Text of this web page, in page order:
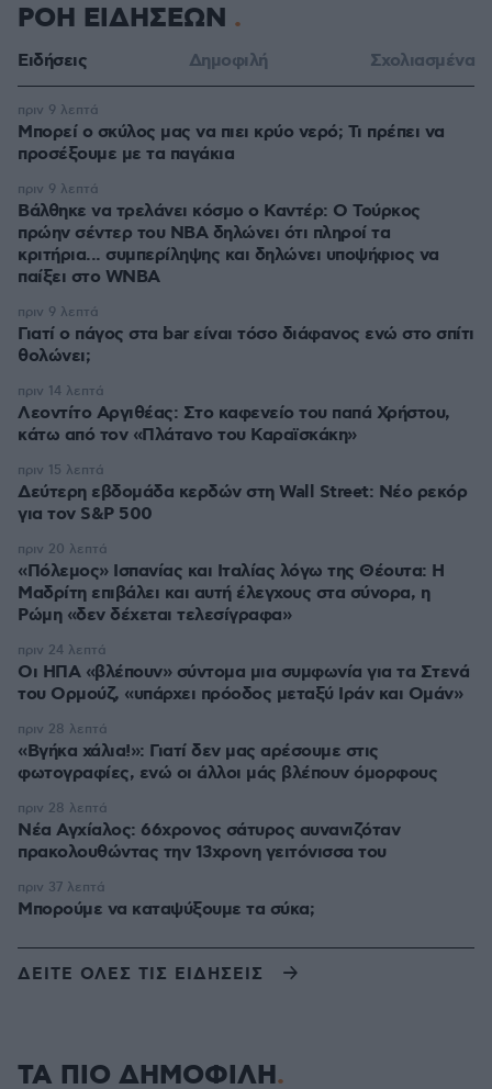
ΡΟΗ ΕΙΔΗΣΕΩΝ
Ειδήσεις Δημοφιλή Σχολιασμένα
Μπορεί ο σκύλος μας να πιει κρύο νερό; Τι πρέπει να
προσέξουμε με τα παγάκια
πριν 9 λεπτά
Βάλθηκε να τρελάνει κόσμο ο Καντέρ: Ο Τούρκος
πρώην σέντερ του NBA δηλώνει ότι πληροί τα
κριτήρια... συμπερίληψης και δηλώνει υποψήφιος να
παίξει στο WNBA
πριν 9 λεπτά
Γιατί ο πάγος στα bar είναι τόσο διάφανος ενώ στο σπίτι
θολώνει;
πριν 9 λεπτά
Λεοντίτο Αργιθέας: Στο καφενείο του παπά Χρήστου,
κάτω από τον «Πλάτανο του Καραϊσκάκη»
πριν 14 λεπτά
Δεύτερη εβδομάδα κερδών στη Wall Street: Νέο ρεκόρ
για τον S&P 500
πριν 15 λεπτά
«Πόλεμος» Ισπανίας και Ιταλίας λόγω της Θέουτα: Η
Μαδρίτη επιβάλει και αυτή έλεγχους στα σύνορα, η
Ρώμη «δεν δέχεται τελεσίγραφα»
πριν 20 λεπτά
Οι ΗΠΑ «βλέπουν» σύντομα μια συμφωνία για τα Στενά
του Ορμούζ, «υπάρχει πρόοδος μεταξύ Ιράν και Ομάν»
πριν 24 λεπτά
«Βγήκα χάλια!»: Γιατί δεν μας αρέσουμε στις
φωτογραφίες, ενώ οι άλλοι μάς βλέπουν όμορφους
πριν 28 λεπτά
Νέα Αγχίαλος: 66χρονος σάτυρος αυνανιζόταν
πρακολουθώντας την 13χρονη γειτόνισσα του
πριν 28 λεπτά
Μπορούμε να καταψύξουμε τα σύκα;
πριν 37 λεπτά
ΔΕΙΤΕ ΟΛΕΣ ΤΙΣ ΕΙΔΗΣΕΙΣ
ΤΑ ΠΙΟ ΔΗΜΟΦΙΛΗ